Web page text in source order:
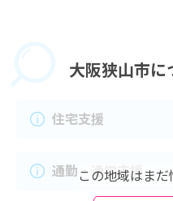
大阪狭山市に
この地域はまだ
住宅支援
通勤・通学支援